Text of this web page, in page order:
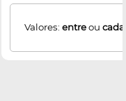
Valores: entreou